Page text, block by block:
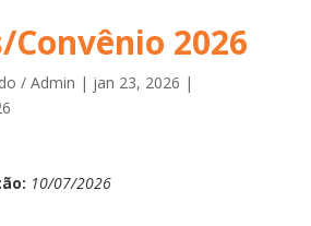
2026
/ Admin | jan 23, 2026 |
10/07/2026